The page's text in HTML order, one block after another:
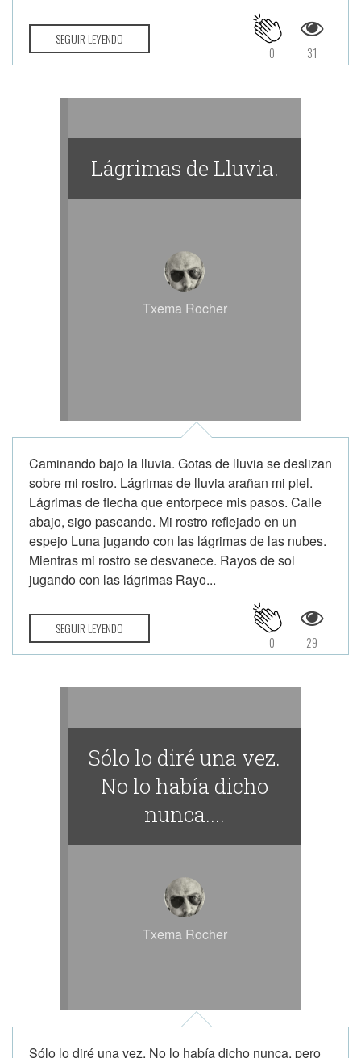
SEGUIR LEYENDO
31
0
Lágrimas de Lluvia.
Txema Rocher
Caminando bajo la lluvia. Gotas de lluvia se deslizan
sobre mi rostro. Lágrimas de lluvia arañan mi piel.
Lágrimas de flecha que entorpece mis pasos. Calle
abajo, sigo paseando. Mi rostro reflejado en un
espejo Luna jugando con las lágrimas de las nubes.
Mientras mi rostro se desvanece. Rayos de sol
jugando con las lágrimas Rayo...
SEGUIR LEYENDO
29
0
Sólo lo diré una vez.
No lo había dicho
nunca....
Txema Rocher
Sólo lo diré una vez. No lo había dicho nunca, pero